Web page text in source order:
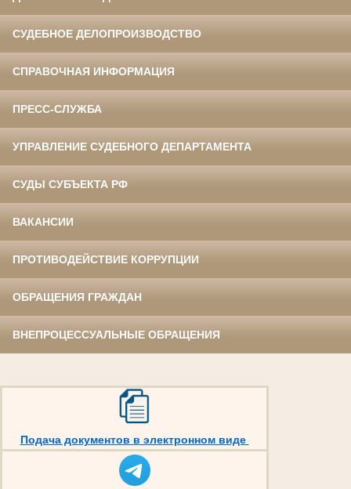
СУДЕБНОЕ ДЕЛОПРОИЗВОДСТВО
СПРАВОЧНАЯ ИНФОРМАЦИЯ
ПРЕСС-СЛУЖБА
УПРАВЛЕНИЕ СУДЕБНОГО ДЕПАРТАМЕНТА
СУДЫ СУБЪЕКТА РФ
ВАКАНСИИ
ПРОТИВОДЕЙСТВИЕ КОРРУПЦИИ
ОБРАЩЕНИЯ ГРАЖДАН
ВНЕПРОЦЕССУАЛЬНЫЕ ОБРАЩЕНИЯ
Подача документов в электронном виде